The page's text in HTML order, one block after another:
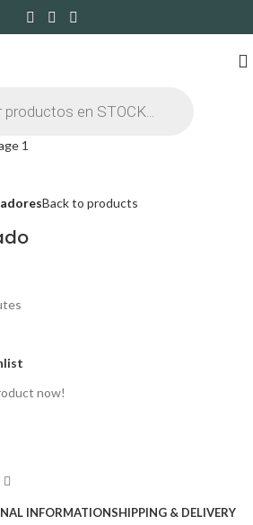
Back to products
now!
INFORMATIONSHIPPING & DELIVERY